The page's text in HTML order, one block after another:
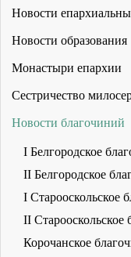
Новости
Новости образования
Монастыри епархии
Сестричество
Новости благочиний
I Белгородское
II Белгородское
I Старооскольское
II Старооскольское
Корочанское